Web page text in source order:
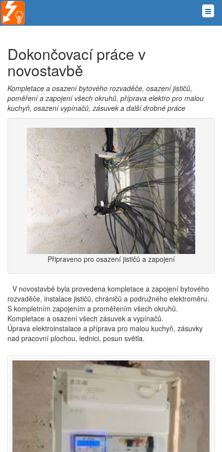
Dokončovací práce v
novostavbě
Kompletace a osazení bytového rozvaděče, osazení jističů,
poměření a zapojení všech okruhů, příprava elektro pro malou
kuchyň, osazení vypínačů, zásuvek a další drobné práce
Připraveno pro osazení jističů a zapojení
V novostavbě byla provedena kompletace a zapojení bytového
rozvaděče, instalace jističů, chráničů a podružného elektroměru.
S kompletním zapojením a proměřením všech okruhů.
Kompletace a osazení všech zásuvek a vypínačů.
Úprava elektroinstalace a příprava pro malou kuchyň, zásuvky
nad pracovní plochou, lednici, posun světla.